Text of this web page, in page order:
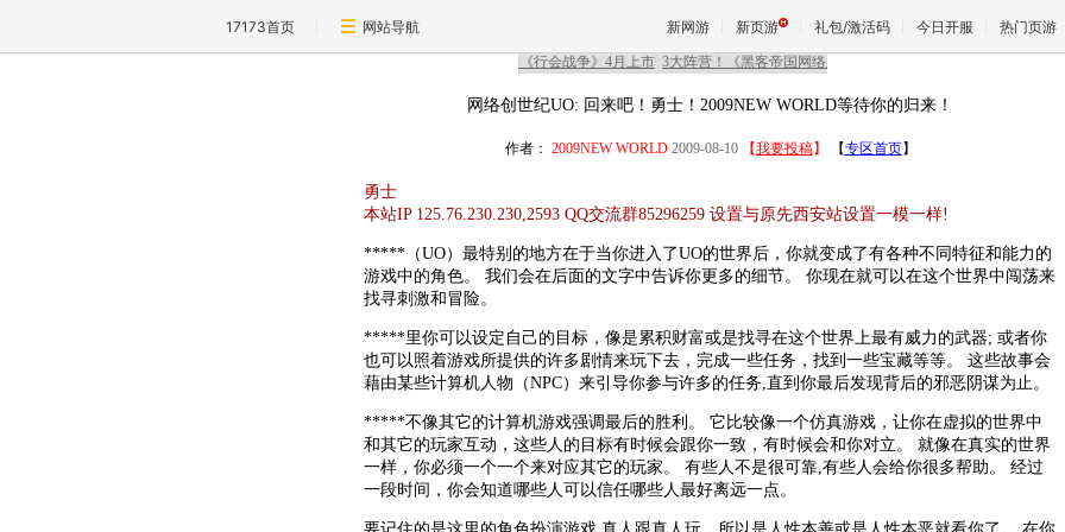
17173首页 网站导航 新网游 新页游 礼包/激活码 今日开服 热门页游
王权与自
网络创世纪UO: 回来吧！勇士！2009NEW WORLD等待你的归来！
作者： 2009NEW WORLD 2009-08-10 【我要投稿】 【专区首页】
勇士
本站IP 125.76.230.230,2593 QQ交流群85296259 设置与原先西安站设置一模一样!
*****（UO）最特别的地方在于当你进入了UO的世界后，你就变成了有各种不同特征和能力的
游戏中的角色。 我们会在后面的文字中告诉你更多的细节。 你现在就可以在这个世界中闯荡来
找寻刺激和冒险。
*****里你可以设定自己的目标，像是累积财富或是找寻在这个世界上最有威力的武器; 或者你
也可以照着游戏所提供的许多剧情来玩下去，完成一些任务，找到一些宝藏等等。 这些故事会
藉由某些计算机人物（NPC）来引导你参与许多的任务,直到你最后发现背后的邪恶阴谋为止。
*****不像其它的计算机游戏强调最后的胜利。 它比较像一个仿真游戏，让你在虚拟的世界中
和其它的玩家互动，这些人的目标有时候会跟你一致，有时候会和你对立。 就像在真实的世界
一样，你必须一个一个来对应其它的玩家。 有些人不是很可靠,有些人会给你很多帮助。 经过
一段时间，你会知道哪些人可以信任哪些人最好离远一点。